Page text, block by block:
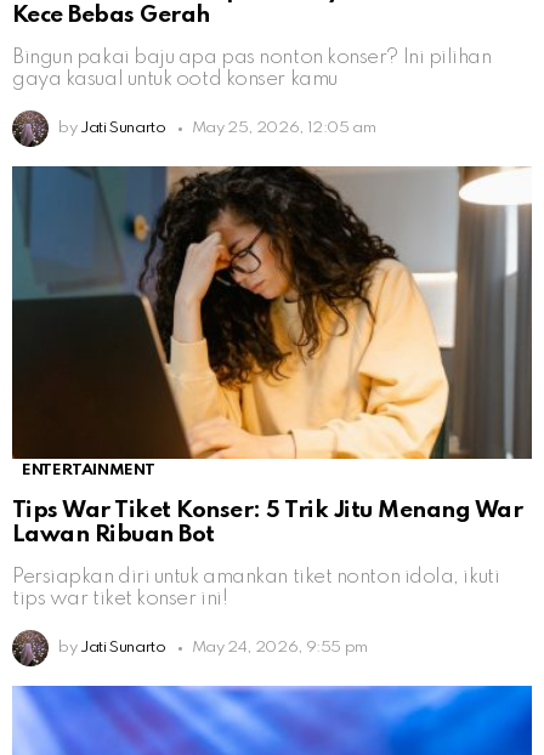
Kece Bebas Gerah
Bingun pakai baju apa pas nonton konser? Ini pilihan
gaya kasual untuk ootd konser kamu
by Jati Sunarto May 25, 2026, 12:05 am
ENTERTAINMENT
Tips War Tiket Konser: 5 Trik Jitu Menang War
Lawan Ribuan Bot
Persiapkan diri untuk amankan tiket nonton idola, ikuti
tips war tiket konser ini!
by Jati Sunarto May 24, 2026, 9:55 pm